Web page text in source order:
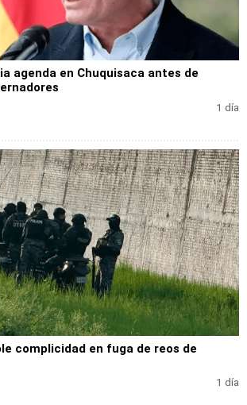
agenda en Chuquisaca antes de
1 día
complicidad en fuga de reos de
1 día